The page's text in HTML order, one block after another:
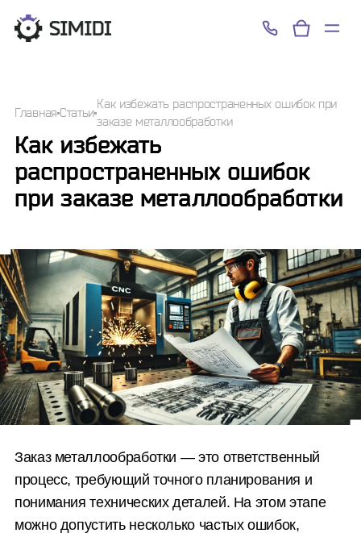
Главная Статьи
Как избежать распространенных ошибок при
заказе металлообработки
Как избежать
распространенных ошибок
при заказе металлообработки
Заказ металлообработки — это ответственный
процесс, требующий точного планирования и
понимания технических деталей. На этом этапе
можно допустить несколько частых ошибок,